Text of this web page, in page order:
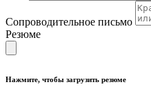
Сопроводительное письмо
Резюме
Нажмите, чтобы загрузить резюме